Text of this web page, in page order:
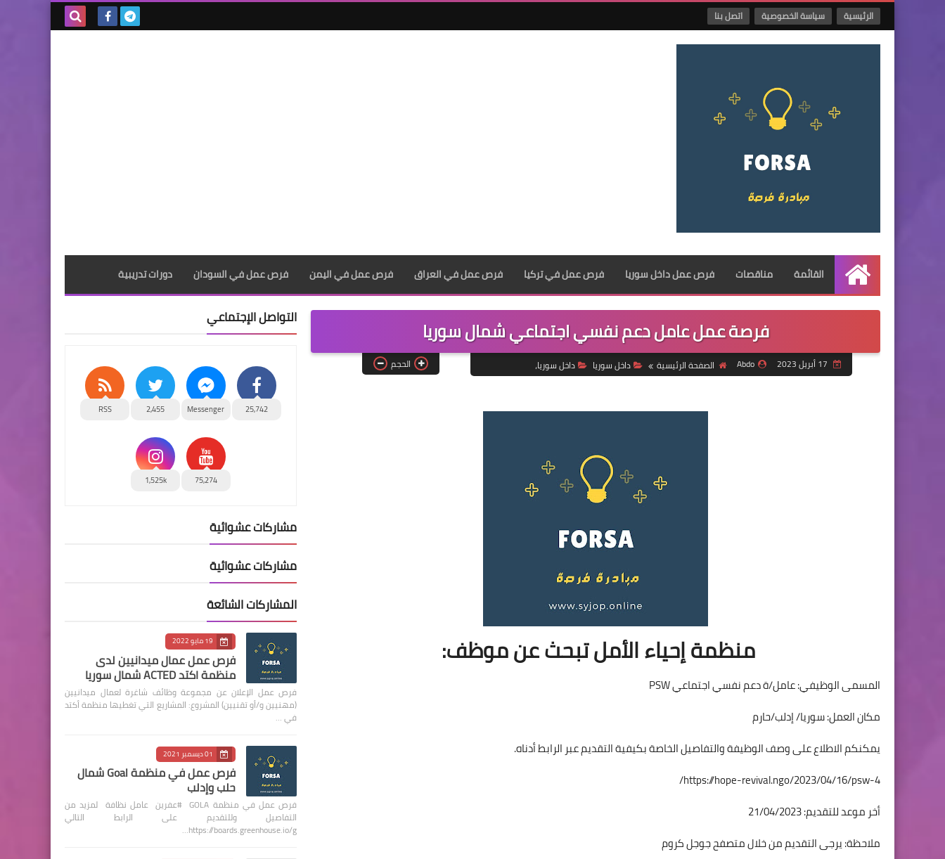
الرئيسية سياسة الخصوصية اتصل بنا
الرئيسية
القائمة مناقصات فرص عمل داخل سوريا فرص عمل في تركيا فرص عمل في العراق فرص عمل في اليمن فرص عمل في السودان دورات تدريبية
فرصة عمل عامل دعم نفسي اجتماعي شمال سوريا
Abdo الصفحة الرئيسية داخل سوريا داخل سوريا، الحجم
منظمة إحياء الأمل تبحث عن موظف:
المسمى الوظيفي: عامل/ة دعم نفسي اجتماعي PSW
مكان العمل: سوريا/ إدلب/حارم
يمكنكم الاطلاع على وصف الوظيفة والتفاصيل الخاصة بكيفية التقديم عبر الرابط أدناه.
https://hope-revival.ngo/2023/04/16/psw-4/
أخر موعد للتقديم: 21/04/2023
ملاحظة: يرجى التقديم من خلال متصفح جوجل كروم
التواصل الإجتماعي
25,742
Messenger
2,455
RSS
75,274
1,525k
مشاركات عشوائية
مشاركات عشوائية
المشاركات الشائعة
19 مايو 2022
فرص عمل عمال ميدانيين لدى
منظمة اكتد ACTED شمال سوريا
فرص عمل الإعلان عن مجموعة وظائف شاغرة لعمال ميدانيين
(مهنيين و/أو تقنيين) المشروع: المشاريع التي تغطيها منظمة أكتد
في …
01 ديسمبر 2021
فرص عمل في منظمة Goal شمال
حلب وإدلب
فرص عمل في منظمة GOLA #عفرين عامل نظافة لمزيد من
التفاصيل وللتقديم على الرابط التالي
https://boards.greenhouse.io/g…